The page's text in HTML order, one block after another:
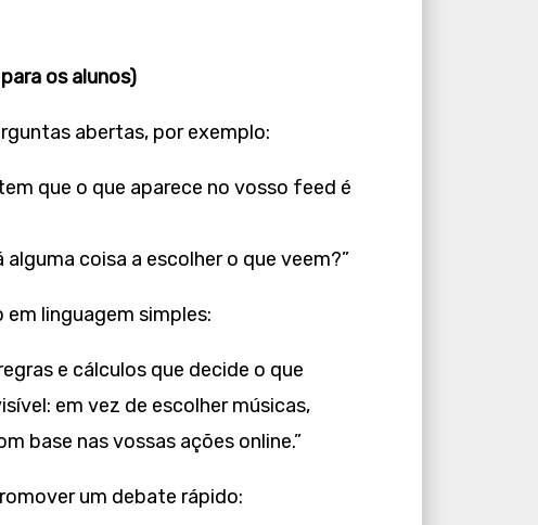
os alunos)
abertas, por exemplo:
que o que aparece no vosso feed é
coisa a escolher o que veem?”
linguagem simples:
e cálculos que decide o que
em vez de escolher músicas,
base nas vossas ações online.”
um debate rápido: